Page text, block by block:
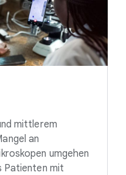
mittlerem
an
umgehen
Patienten mit